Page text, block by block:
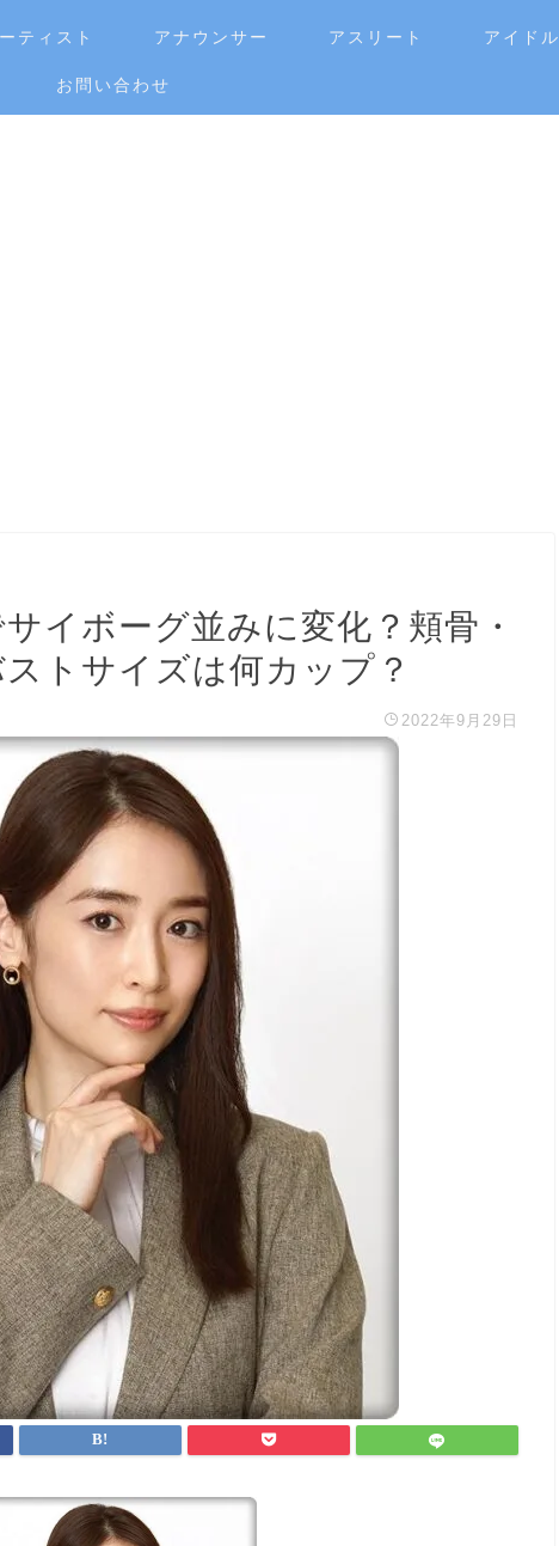
ティスト アナウンサー アスリート アイドル
お問い合わせ
イボーグ並みに変化？頬骨・
トサイズは何カップ？
2022年9月29日